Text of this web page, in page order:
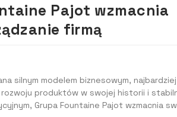
Pajot wzmacnia
firmą
silnym modelem biznesowym,
rozwoju produktów w swojej historii i
Grupa Fountaine Pajot wzmacnia